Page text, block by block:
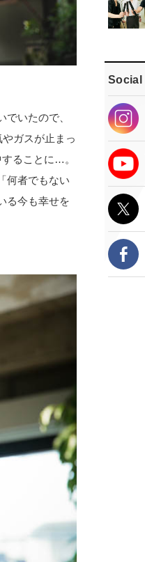
いたので、
ガスが止まっ
ることに…。
何者でもない
る今も幸せを
Social